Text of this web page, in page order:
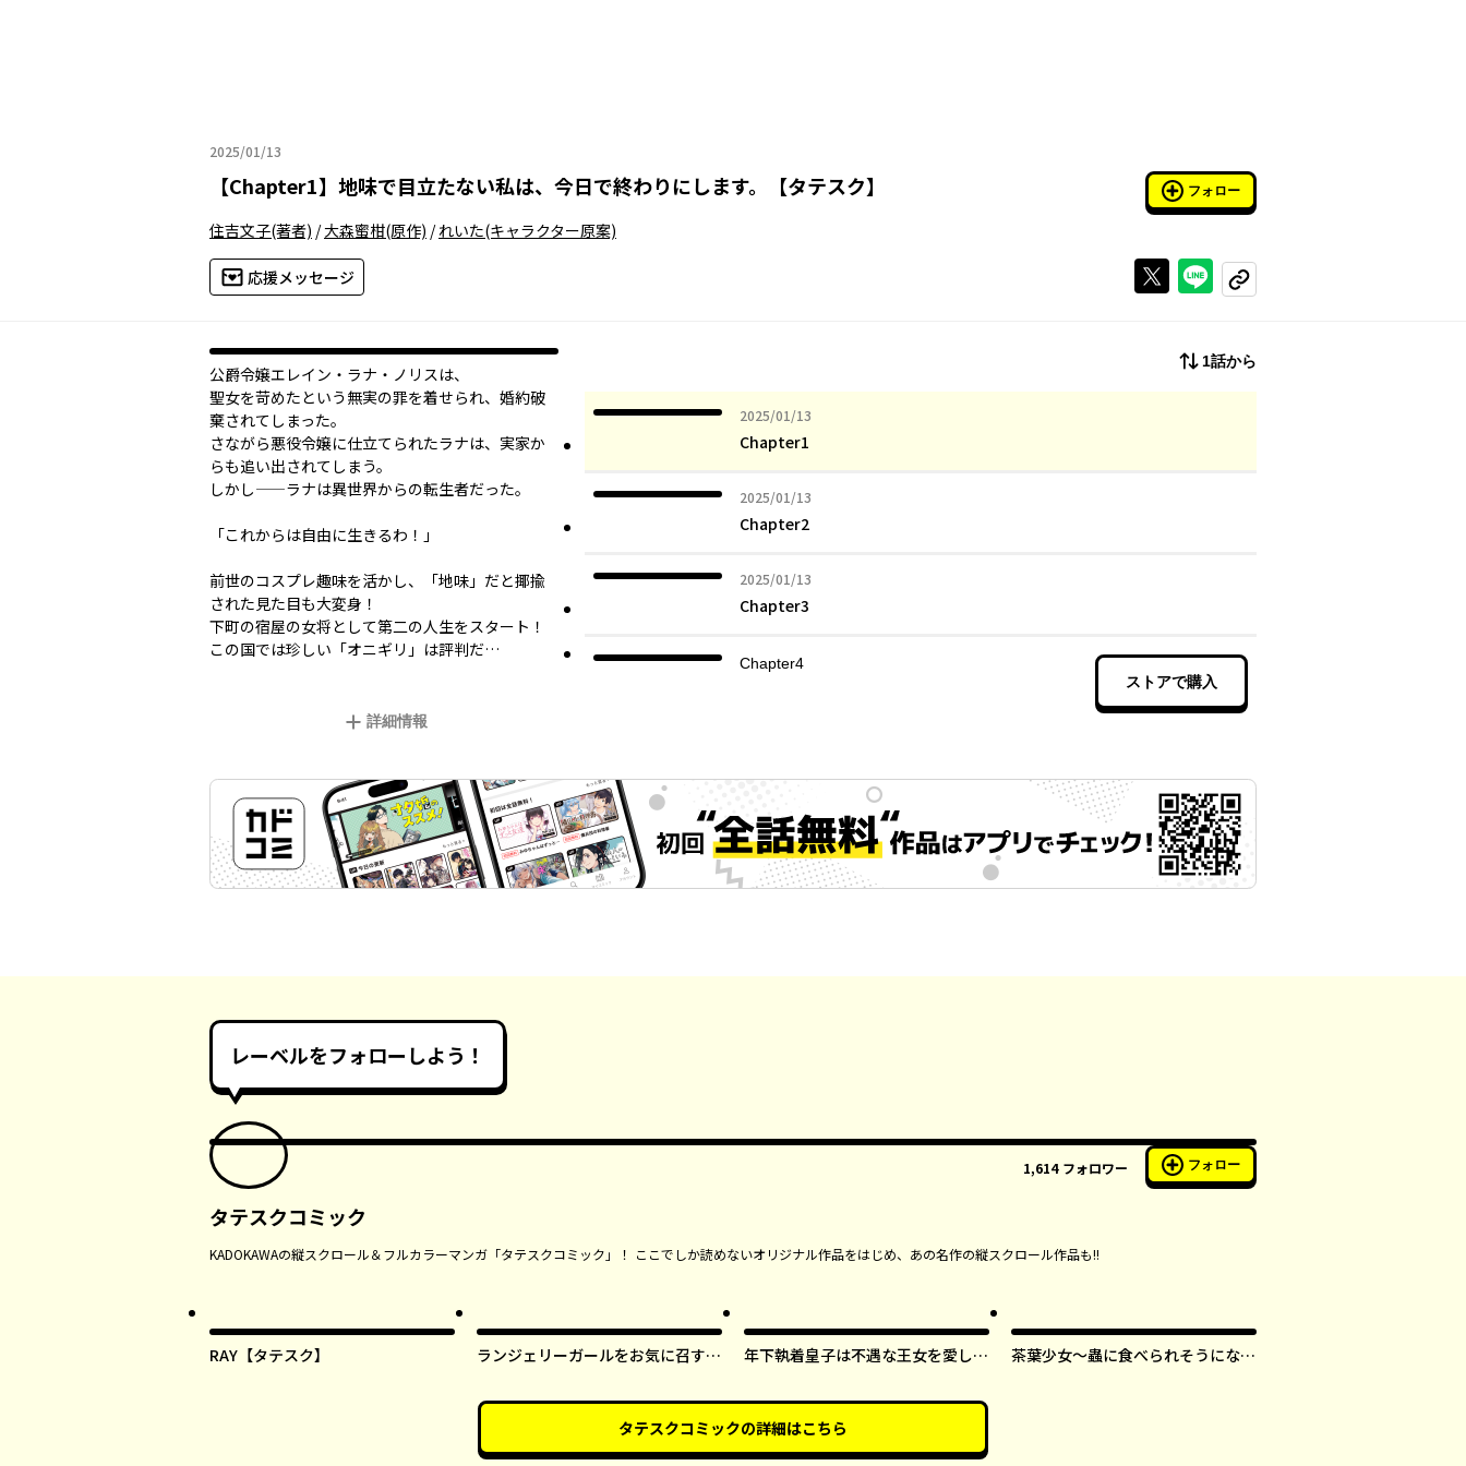
2025/01/13
2025年01月13日
【Chapter1】 地味で目立たない私は、今日で終わりにします。【タテスク】 フォロー
住吉文子(著者) /大森蜜柑(原作) /れいた(キャラクター原案)
応援メッセージ Xで投稿するラインでシェアする
コピーする
公爵令嬢エレイン・ラナ・ノリスは、
聖女を苛めたという無実の罪を着せられ、婚約破
棄されてしまった。
さながら悪役令嬢に仕立てられたラナは、実家か
らも追い出されてしまう。
しかし——ラナは異世界からの転生者だった。
「これからは自由に生きるわ！」
前世のコスプレ趣味を活かし、「地味」だと揶揄
された見た目も大変身！
下町の宿屋の女将として第二の人生をスタート！
この国では珍しい「オニギリ」は評判だ…
詳細情報
1話から
2025/01/13
2025年01月13日
Chapter1
2025/01/13
2025年01月13日
Chapter2
2025/01/13
2025年01月13日
Chapter3
Chapter4
ストアで購入
レーベルをフォローしよう！
1,614 フォロワー フォロー
タテスクコミック
KADOKAWAの縦スクロール＆フルカラーマンガ「タテスクコミック」！ ここでしか読めないオリジナル作品をはじめ、あの名作の縦スクロール作品も!!
RAY【タテスク】
ランジェリーガールをお気に召すま
年下執着皇子は不遇な王女を愛しす
茶葉少女～蟲に食べられそうになっ
タテスクコミックの詳細はこちら